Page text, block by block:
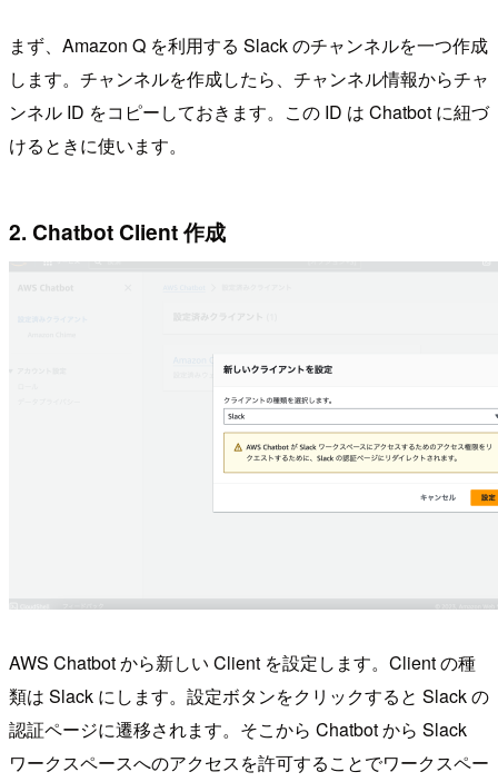
まず、Amazon Q を利用する Slack のチャンネルを一つ作成
します。チャンネルを作成したら、チャンネル情報からチャ
ンネル ID をコピーしておきます。この ID は Chatbot に紐づ
けるときに使います。
2. Chatbot Client 作成
AWS Chatbot から新しい Client を設定します。Client の種
類は Slack にします。設定ボタンをクリックすると Slack の
認証ページに遷移されます。そこから Chatbot から Slack
ワークスペースへのアクセスを許可することでワークスペー